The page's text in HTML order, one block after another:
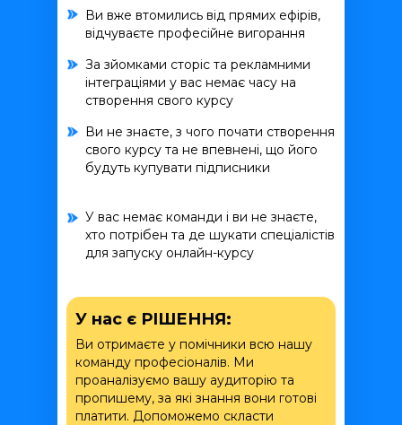
У нас є РІШЕННЯ:
Ви отримаєте у помічники всю нашу
команду професіоналів. Ми
проаналізуємо вашу аудиторію та
пропишему, за які знання вони готові
платити. Допоможемо скласти
Ви вже втомились від прямих ефірів,
відчуваєте професійне вигорання
За зйомками сторіс та рекламними
інтеграціями у вас немає часу на
створення свого курсу
Ви не знаєте, з чого почати створення
свого курсу та не впевнені, що його
будуть купувати підписники
У вас немає команди і ви не знаєте,
хто потрібен та де шукати спеціалістів
для запуску онлайн-курсу